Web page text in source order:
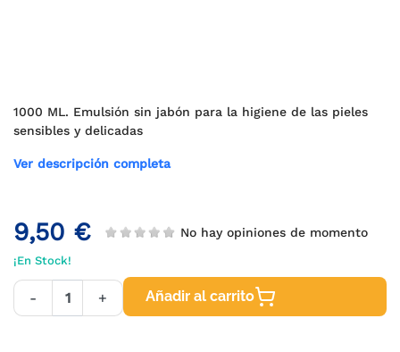
1000 ML. Emulsión sin jabón para la higiene de las pieles
sensibles y delicadas
Ver descripción completa
9,50 € No hay opiniones de momento
¡En Stock!
- + Añadir al carrito